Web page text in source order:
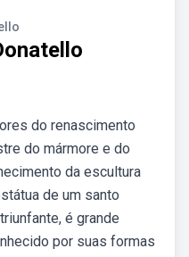
do renascimento
do mármore e do
da escultura
de um santo
é grande
por suas formas